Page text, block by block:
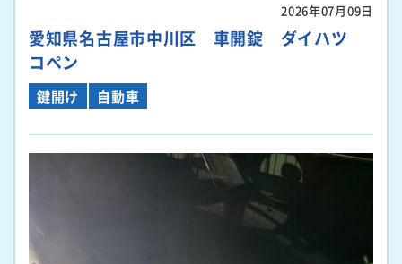
2026年07月09日
愛知県名古屋市中川区 車開錠 ダイハツ
コペン
鍵開け 自動車